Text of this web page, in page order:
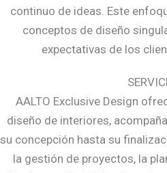
continuo de ideas. Este
conceptos de diseño
expectativas de los
AALTO Exclusive Design
diseño de interiores,
su concepción hasta su
la gestión de proyectos, la